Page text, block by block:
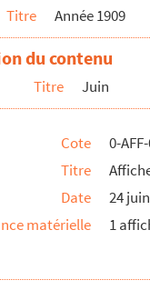
Titre Année 1909
du contenu
Titre Juin
Cote
0-
Titre
Date
24
matérielle
1